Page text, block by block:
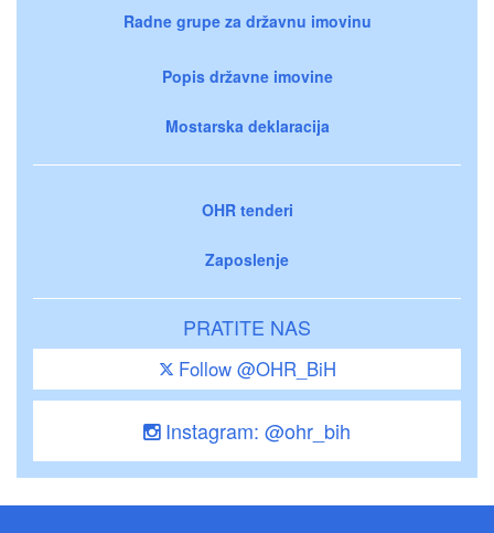
Radne grupe za državnu imovinu
Popis državne imovine
Mostarska deklaracija
OHR tenderi
Zaposlenje
PRATITE NAS
Follow @OHR_BiH
Instagram: @ohr_bih